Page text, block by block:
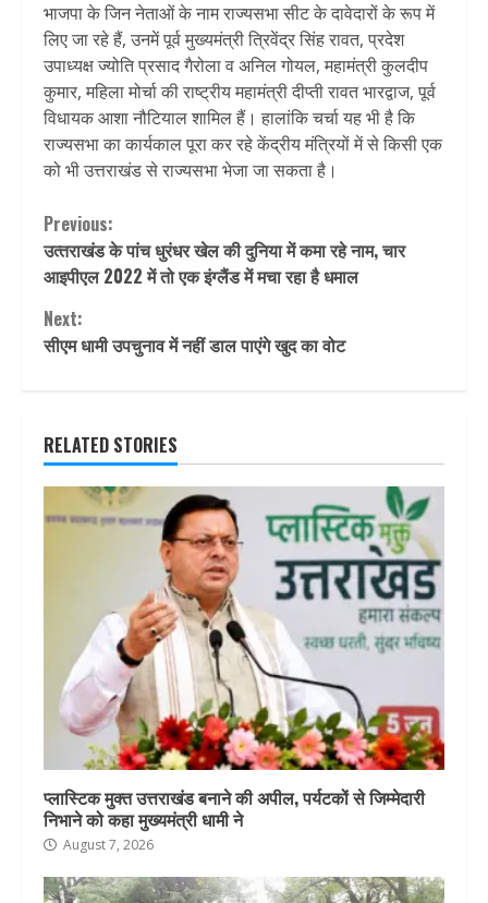
भाजपा के जिन नेताओं के नाम राज्यसभा सीट के दावेदारों के रूप में
लिए जा रहे हैं, उनमें पूर्व मुख्यमंत्री त्रिवेंद्र सिंह रावत, प्रदेश
उपाध्यक्ष ज्योति प्रसाद गैरोला व अनिल गोयल, महामंत्री कुलदीप
कुमार, महिला मोर्चा की राष्ट्रीय महामंत्री दीप्ती रावत भारद्वाज, पूर्व
विधायक आशा नौटियाल शामिल हैं। हालांकि चर्चा यह भी है कि
राज्यसभा का कार्यकाल पूरा कर रहे केंद्रीय मंत्रियों में से किसी एक
को भी उत्तराखंड से राज्यसभा भेजा जा सकता है।
Continue
Reading
Previous:
उत्‍तराखंड के पांच धुरंधर खेल की दुनिया में कमा रहे नाम, चार
आइपीएल 2022 में तो एक इंग्लैंड में मचा रहा है धमाल
Next:
सीएम धामी उपचुनाव में नहीं डाल पाएंगे खुद का वोट
RELATED STORIES
प्लास्टिक मुक्त उत्तराखंड बनाने की अपील, पर्यटकों से जिम्मेदारी
निभाने को कहा मुख्यमंत्री धामी ने
August 7, 2026